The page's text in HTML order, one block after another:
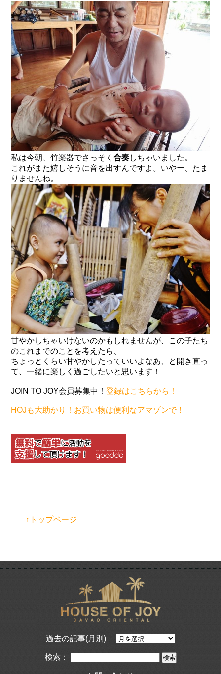
私は今朝、竹楽器でさっそく合奏しちゃいました。
これがまた嬉しそうに音を出すんですよ。いやー、たま
りませんね。
甘やかしちゃいけないのかもしれませんが、この子たち
のこれまでのことを考えたら、
ちょっとくらい甘やかしたっていいよなあ、と開き直っ
て、一緒に楽しく過ごしたいと思います！
JOIN TO JOY会員募集中！登録はこちらから！
HOJも大助かり！お買い物は便利なアマゾンで！
↑トップページ
過去の記事(月別)：
検索：